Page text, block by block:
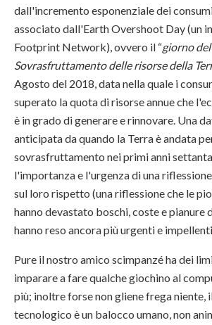
dall'incremento esponenziale dei
associato dall'Earth Overshoot Day (un
Footprint Network), ovvero il “giorno del
Sovrasfruttamento delle risorse della
Agosto del 2018, data nella quale i
superato la quota di risorse annue che
è in grado di generare e rinnovare. Una
anticipata da quando la Terra è andata
sovrasfruttamento nei primi anni
l'importanza e l'urgenza di una
sul loro rispetto (una riflessione che le
hanno devastato boschi, coste e pianure
hanno reso ancora più urgenti e
Pure il nostro amico scimpanzé ha dei
imparare a fare qualche giochino al
più; inoltre forse non gliene frega niente,
tecnologico è un balocco umano, non